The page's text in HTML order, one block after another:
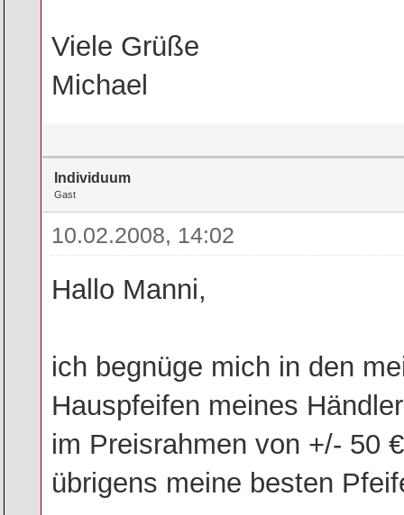
Viele Grüße
Michael
Individuum
Gast
10.02.2008, 14:02
Hallo Manni,
ich begnüge mich in den
Hauspfeifen meines
im Preisrahmen von +/- 50
übrigens meine besten